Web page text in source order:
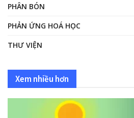
PHÂN BÓN
PHẢN ỨNG HOÁ HỌC
THƯ VIỆN
Xem nhiều hơn